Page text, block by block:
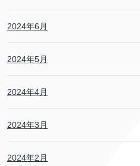
2024年6月
2024年5月
2024年4月
2024年3月
2024年2月